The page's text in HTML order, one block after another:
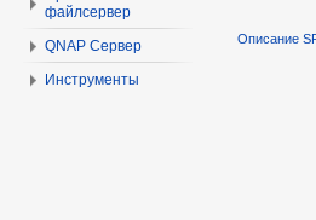
файлсервер
QNAP Сервер
Инструменты
Описание